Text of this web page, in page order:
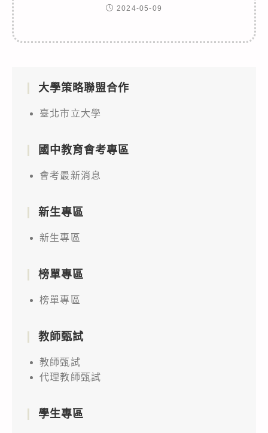
2024-05-09
大學策略聯盟合作
臺北市立大學
國中教育會考專區
會考最新消息
新生專區
新生專區
榜單專區
榜單專區
教師甄試
教師甄試
代理教師甄試
學生專區